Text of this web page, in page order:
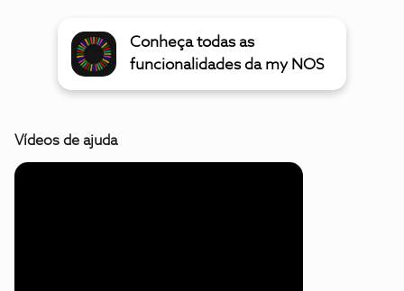
Conheça todas as
funcionalidades da my NOS
Vídeos de ajuda